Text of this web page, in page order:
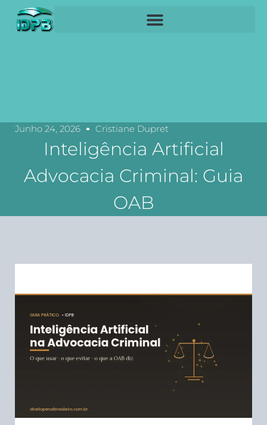
Junho 24, 2026 Cristiane Dupret
Inteligência Artificial
Advocacia Criminal: Guia
OAB